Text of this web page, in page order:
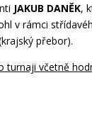
JAKUB DANĚK,
v rámci
přebor).
včetně